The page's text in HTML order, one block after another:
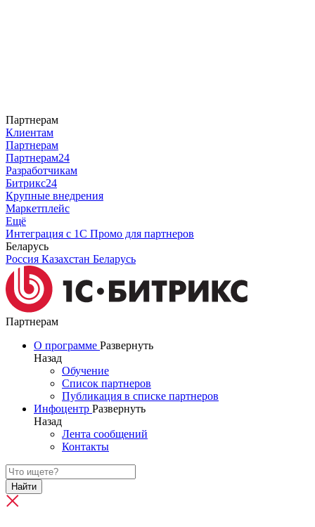
Партнерам
Клиентам
Партнерам
Партнерам24
Разработчикам
Битрикс24
Крупные внедрения
Маркетплейс
Ещё
Интеграция с 1С Промо для партнеров
Беларусь
Россия Казахстан Беларусь
Партнерам
О программе Развернуть
Назад
Обучение
Список партнеров
Публикация в списке партнеров
Инфоцентр Развернуть
Назад
Лента сообщений
Контакты
Найти